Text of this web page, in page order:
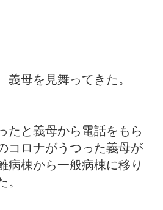
母を見舞ってきた。
たと義母から電話をもら
コロナがうつった義母が
病棟から一般病棟に移り